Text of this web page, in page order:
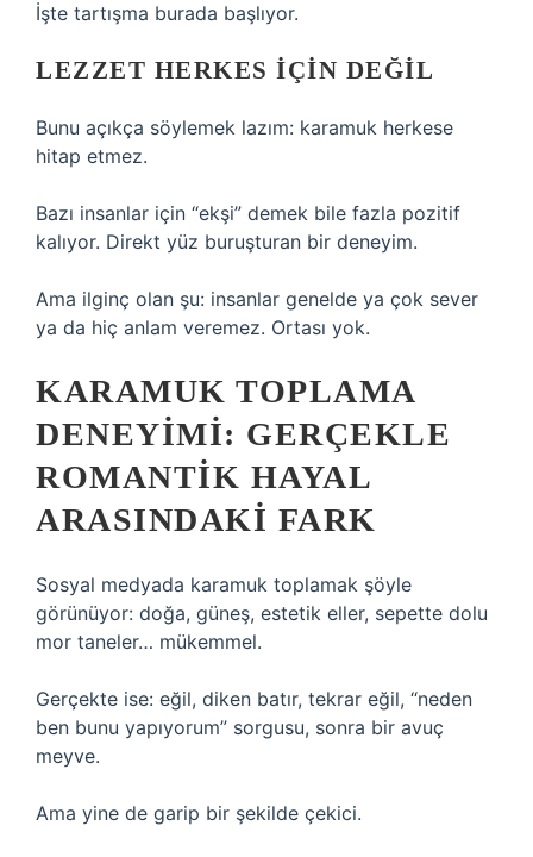
İşte tartışma burada başlıyor.
LEZZET HERKES IÇIN DEĞIL
Bunu açıkça söylemek lazım: karamuk herkese
hitap etmez.
Bazı insanlar için “ekşi” demek bile fazla pozitif
kalıyor. Direkt yüz buruşturan bir deneyim.
Ama ilginç olan şu: insanlar genelde ya çok sever
ya da hiç anlam veremez. Ortası yok.
KARAMUK TOPLAMA
DENEYIMI: GERÇEKLE
ROMANTIK HAYAL
ARASINDAKI FARK
Sosyal medyada karamuk toplamak şöyle
görünüyor: doğa, güneş, estetik eller, sepette dolu
mor taneler… mükemmel.
Gerçekte ise: eğil, diken batır, tekrar eğil, “neden
ben bunu yapıyorum” sorgusu, sonra bir avuç
meyve.
Ama yine de garip bir şekilde çekici.